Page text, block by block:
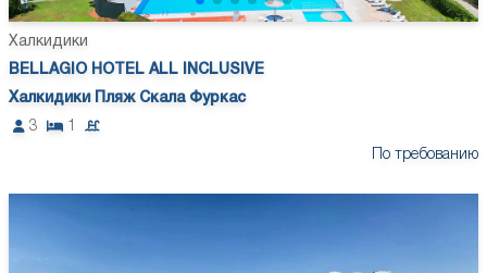
Халкидики
BELLAGIO HOTEL ALL INCLUSIVE
Халкидики Пляж Скала Фуркас
3
1
По требованию